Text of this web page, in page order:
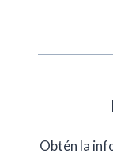
Obtén la